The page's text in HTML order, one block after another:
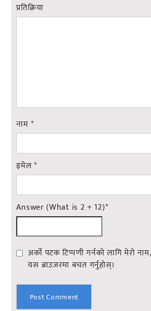
प्रतिक्रिया
नाम *
इमेल*
Answer (What is 2 + 12)*
अर्को पटक टिप्पणी गर्नको लागि मेरो
यस ब्राउजरमा बचत गर्नुहोस्।